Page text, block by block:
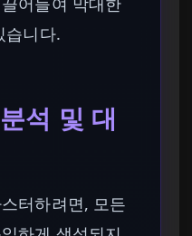
습니다.
석 및 대
터하려면, 모든